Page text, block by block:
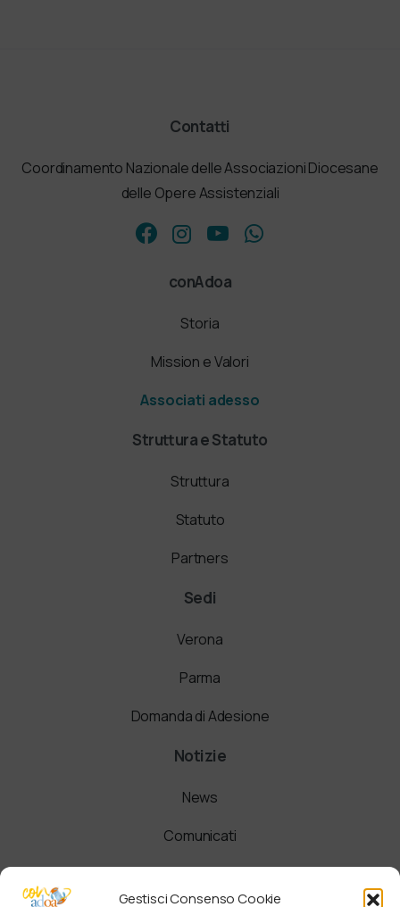
Gestisci Consenso Cookie
Contatti
Coordinamento Nazionale delle Associazioni Diocesane
delle Opere Assistenziali
conAdoa
Storia
Mission e Valori
Associati adesso
Struttura e Statuto
Struttura
Statuto
Partners
Sedi
Verona
Parma
Domanda di Adesione
Notizie
News
Comunicati
Newsletter